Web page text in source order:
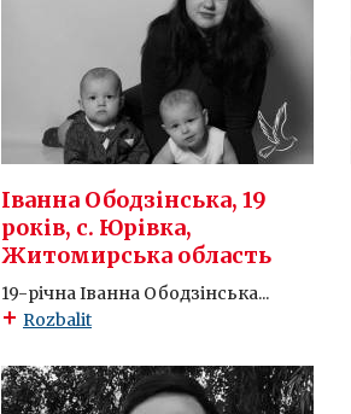
Іванна Ободзінська, 19
років, с. Юрівка,
Житомирська область
19-річна Іванна Ободзінська...
Rozbalit